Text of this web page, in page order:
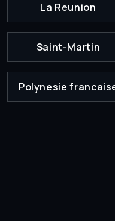
La Reunion
Saint-Martin
Polynesie